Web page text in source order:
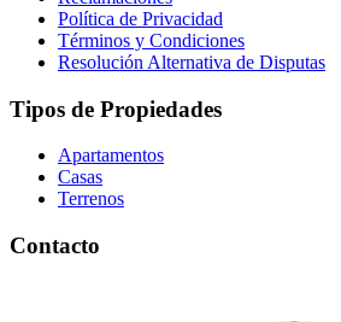
Política de Privacidad
Términos y Condiciones
Resolución Alternativa de Disputas
Tipos de Propiedades
Apartamentos
Casas
Terrenos
Contacto